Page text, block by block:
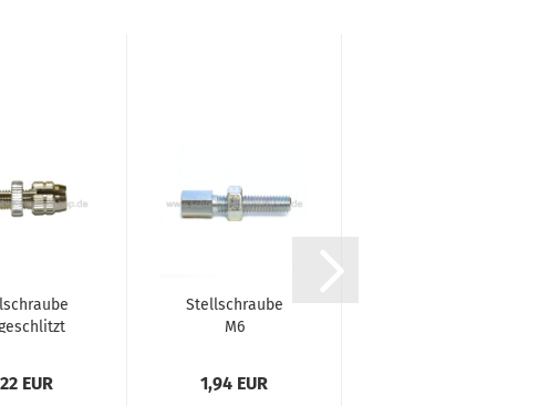
EUR
Stellschraube
M6
1,94 EUR